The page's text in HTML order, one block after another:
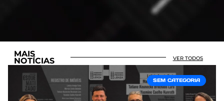
MAIS
NOTÍCIAS VER TODOS
SEM CATEGORIA